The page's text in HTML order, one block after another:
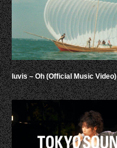
luvis – Oh (Official Music Video)